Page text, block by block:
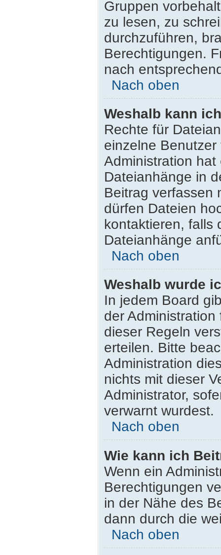
Gruppen
zu lesen, zu
durchzuführen,
Berechtigungen.
nach
Nach oben
Weshalb kann
Rechte für
einzelne
Administration
Dateianhänge in
Beitrag verfassen
dürfen Dateien
kontaktieren, falls
Dateianhänge
Nach oben
Weshalb wurde
In jedem Board
der
dieser Regeln
erteilen. Bitte
Administration
nichts mit dieser
Administrator,
verwarnt wurdest.
Nach oben
Wie kann ich
Wenn ein
Berechtigungen
in der Nähe des
dann durch die
Nach oben